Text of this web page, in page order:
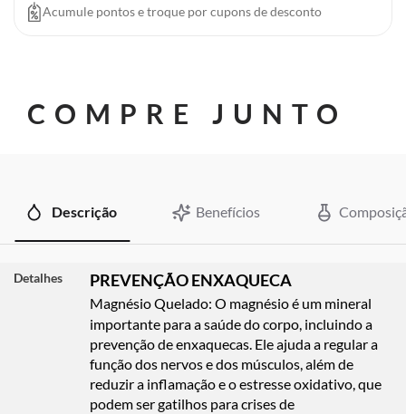
Acumule pontos e troque por cupons de desconto
COMPRE JUNTO
Descrição Benefícios
Detalhes PREVENÇÃO ENXAQUECA
Magnésio Quelado: O magnésio é um mineral
importante para a saúde do corpo, incluindo a
prevenção de enxaquecas. Ele ajuda a regular a
função dos nervos e dos músculos, além de
reduzir a inflamação e o estresse oxidativo, que
podem ser gatilhos para crises de